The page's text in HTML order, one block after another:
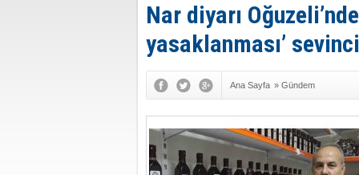
Nar diyarı
yasaklanması’ sevinci
Ana Sayfa » Gündem